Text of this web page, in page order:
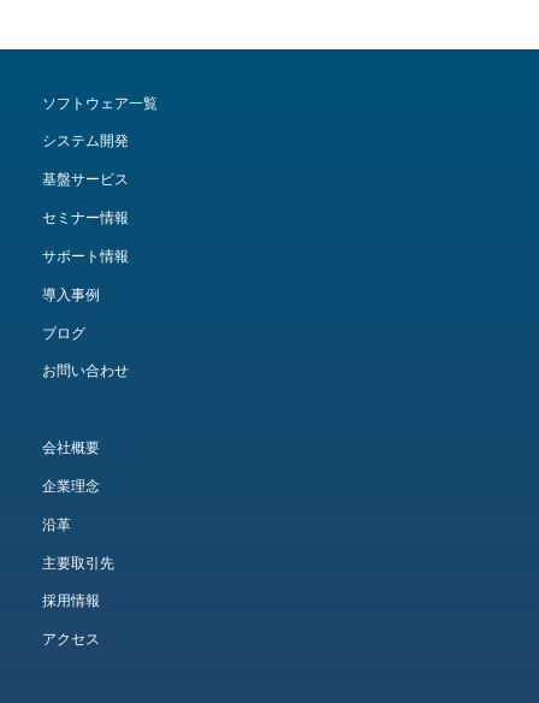
ソフトウェア一覧
システム開発
基盤サービス
セミナー情報
サポート情報
導入事例
ブログ
お問い合わせ
会社概要
企業理念
沿革
主要取引先
採用情報
アクセス